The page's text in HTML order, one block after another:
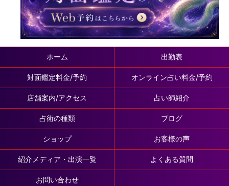
ホーム 出勤表
対面鑑定料金/予約 オンライン占い料金/予約
店舗案内/アクセス 占い師紹介
占術の種類 ブログ
ショップ お客様の声
紹介メディア・出演一覧 よくある質問
お問い合わせ